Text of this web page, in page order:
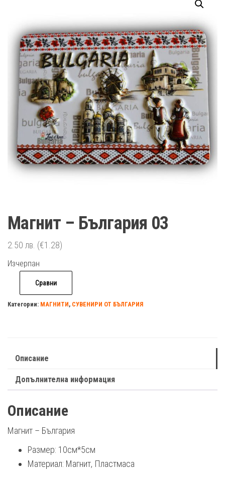
Магнит – България 03
2.50 лв. (€1.28)
Изчерпан
Сравни
Категории: МАГНИТИ, СУВЕНИРИ ОТ БЪЛГАРИЯ
Описание
Допълнителна информация
Описание
Магнит – България
Размер: 10см*5см
Материал: Магнит, Пластмаса